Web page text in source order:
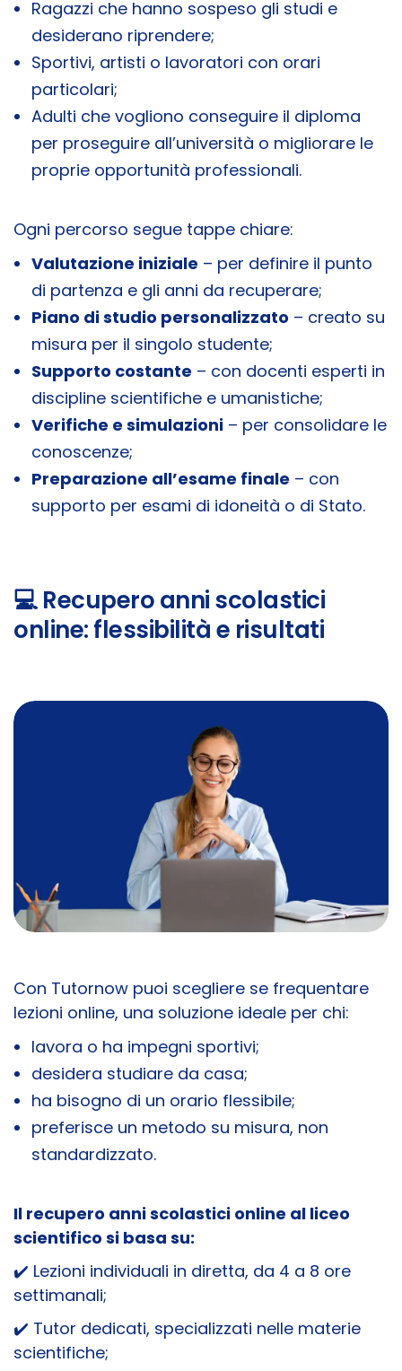
Ragazzi che hanno sospeso gli studi e
desiderano riprendere;
Sportivi, artisti o lavoratori con orari
particolari;
Adulti che vogliono conseguire il diploma
per proseguire all’università o migliorare le
proprie opportunità professionali.
Ogni percorso segue tappe chiare:
Valutazione iniziale – per definire il punto
di partenza e gli anni da recuperare;
Piano di studio personalizzato – creato su
misura per il singolo studente;
Supporto costante – con docenti esperti in
discipline scientifiche e umanistiche;
Verifiche e simulazioni – per consolidare le
conoscenze;
Preparazione all’esame finale – con
supporto per esami di idoneità o di Stato.
💻 Recupero anni scolastici
online: flessibilità e risultati
Con Tutornow puoi scegliere se frequentare
lezioni online, una soluzione ideale per chi:
lavora o ha impegni sportivi;
desidera studiare da casa;
ha bisogno di un orario flessibile;
preferisce un metodo su misura, non
standardizzato.
Il recupero anni scolastici online al liceo
scientifico si basa su:
✔️ Lezioni individuali in diretta, da 4 a 8 ore
settimanali;
✔️ Tutor dedicati, specializzati nelle materie
scientifiche;